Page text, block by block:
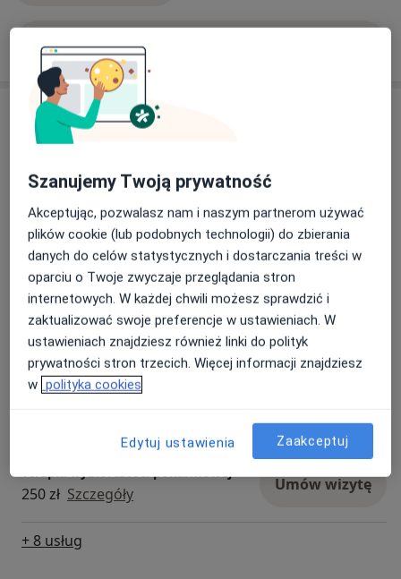
Przygotowuję także pacjentów dooperacji
bariatrycznejoraz opracowuję diety po operacjach.
Usługi i ceny
Konsultacja dietetyczna (pierwsza
250 zł - 350 zł Szczegóły
Konsultacja dietetyczna dzieci
(pierwsza wizyta)
250 zł Szczegóły
Umów wizytę
Jadłospis 7-dniowy
290 zł - 390 zł Szczegóły Umów wizytę
Pakiet dietetyczny 4-miesięczny
Terapia wybiórczości pokarmowej
250 zł Szczegóły Umów wizytę
+ 8 usług
Szanujemy Twoją prywatność
Akceptując, pozwalasz nam i naszym partnerom używać
plików cookie (lub podobnych technologii) do zbierania
danych do celów statystycznych i dostarczania treści w
oparciu o Twoje zwyczaje przeglądania stron
internetowych. W każdej chwili możesz sprawdzić i
zaktualizować swoje preferencje w ustawieniach. W
ustawieniach znajdziesz również linki do polityk
prywatności stron trzecich. Więcej informacji znajdziesz
w polityka cookies
Edytuj ustawienia Zaakceptuj